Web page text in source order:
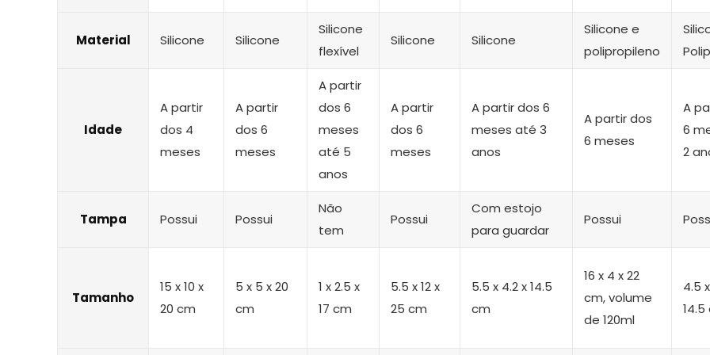
Material Silicone Silicone
Silicone
flexível
Silicone Silicone
Silicone e
polipropileno
Idade
A partir
dos 4
meses
A partir
dos 6
meses
A partir
dos 6
meses
até 5
anos
A partir
dos 6
meses
A partir dos 6
meses até 3
anos
A partir dos
6 meses
A
6
2
Tampa Possui Possui
Não
tem
Possui
Com estojo
para guardar
Possui
Tamanho
‎15 x 10 x
20 cm
‎5 x 5 x 20
cm
‎1 x 2.5 x
17 cm
‎5.5 x 12 x
25 cm
‎5.5 x 4.2 x 14.5
cm
‎16 x 4 x 22
cm, volume
de 120ml
‎4.5 x
14.5